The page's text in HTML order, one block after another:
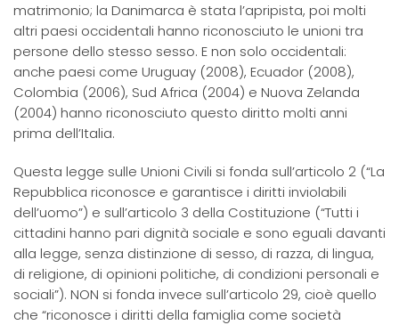
matrimonio; la Danimarca è stata l’apripista, poi molti
altri paesi occidentali hanno riconosciuto le unioni tra
persone dello stesso sesso. E non solo occidentali:
anche paesi come Uruguay (2008), Ecuador (2008),
Colombia (2006), Sud Africa (2004) e Nuova Zelanda
(2004) hanno riconosciuto questo diritto molti anni
prima dell’Italia.
Questa legge sulle Unioni Civili si fonda sull’articolo 2 (“La
Repubblica riconosce e garantisce i diritti inviolabili
dell’uomo”) e sull’articolo 3 della Costituzione (“Tutti i
cittadini hanno pari dignità sociale e sono eguali davanti
alla legge, senza distinzione di sesso, di razza, di lingua,
di religione, di opinioni politiche, di condizioni personali e
sociali”). NON si fonda invece sull’articolo 29, cioè quello
che “riconosce i diritti della famiglia come società